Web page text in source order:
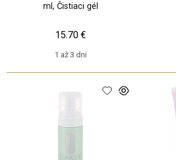
ml, Čistiaci gél
1 až 3 dni
15.70 €